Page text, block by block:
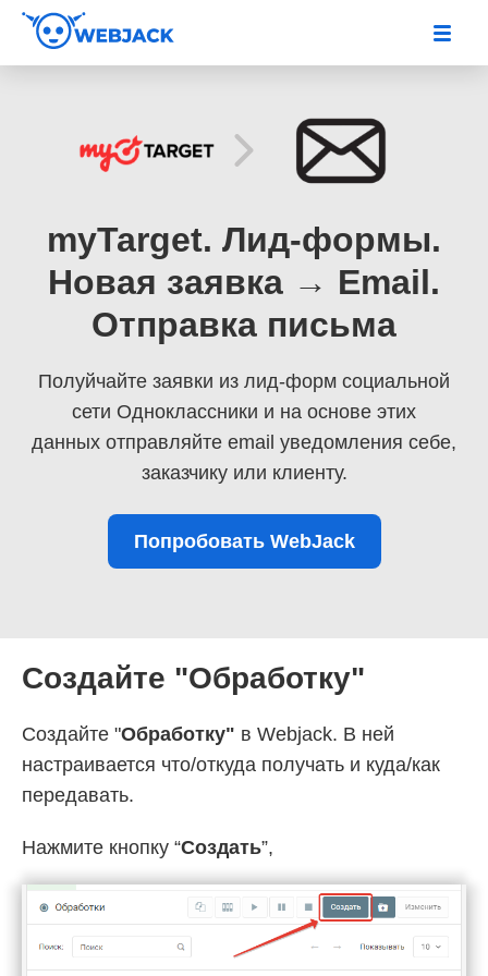
myTarget. Лид-формы.
Новая заявка → Email.
Отправка письма
Полуйчайте заявки из лид-форм социальной
сети Одноклассники и на основе этих
данных отправляйте email уведомления себе,
заказчику или клиенту.
Попробовать WebJack
Создайте "Обработку"
Создайте "Обработку" в Webjack. В ней
настраивается что/откуда получать и куда/как
передавать.
Нажмите кнопку “Создать”,